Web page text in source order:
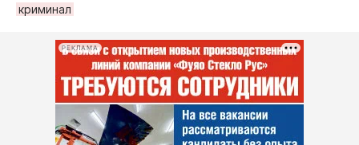
криминал
РЕКЛАМА